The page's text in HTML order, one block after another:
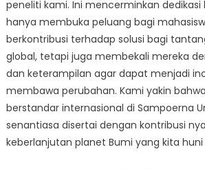
peneliti kami. Ini mencerminkan
hanya membuka peluang bagi
berkontribusi terhadap solusi bagi
global, tetapi juga membekali mereka
dan keterampilan agar dapat menjadi
membawa perubahan. Kami yakin
berstandar internasional di Sampoerna
senantiasa disertai dengan kontribusi
keberlanjutan planet Bumi yang kita huni